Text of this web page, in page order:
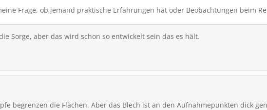
Frage, ob jemand praktische Erfahrungen hat oder Beobachtungen beim
Sorge, aber das wird schon so entwickelt sein das es hält.
begrenzen die Flächen. Aber das Blech ist an den Aufnahmepunkten dick